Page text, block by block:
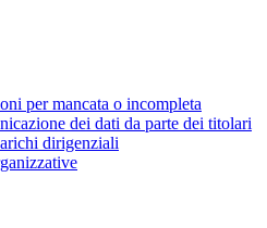
per mancata o incompleta
dei dati da parte dei titolari
dirigenziali